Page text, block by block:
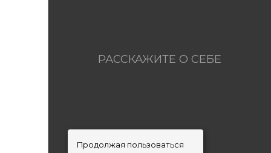
РАССКАЖИТЕ О СЕБЕ
Продолжая пользоваться